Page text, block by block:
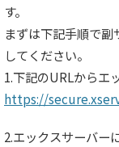
す。
まずは下記手順で
してください。
1.下記のURLからエ
https://
2.エックスサーバー